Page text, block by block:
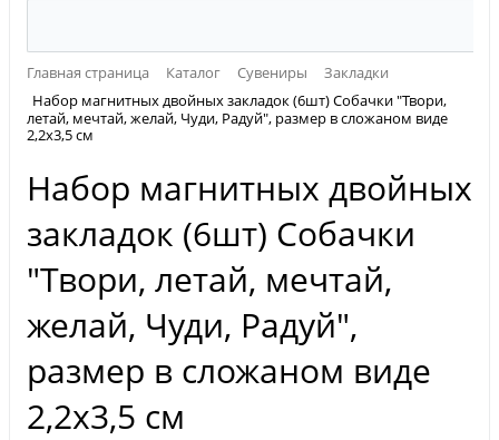
Главная страница Каталог Сувениры
Закладки
Набор магнитных двойных закладок (6шт) Собачки "Твори,
летай, мечтай, желай, Чуди, Радуй", размер в сложаном виде
2,2х3,5 см
Набор магнитных двойных
закладок (6шт) Собачки
"Твори, летай, мечтай,
желай, Чуди, Радуй",
размер в сложаном виде
2,2х3,5 см